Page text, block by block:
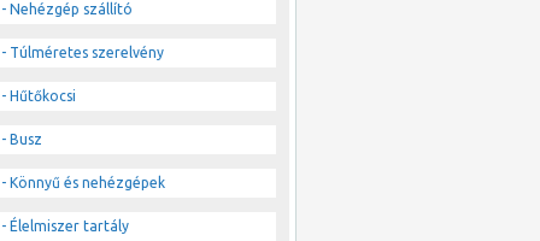
- Nehézgép szállító
- Túlméretes szerelvény
- Hűtőkocsi
- Busz
- Könnyű és nehézgépek
- Élelmiszer tartály